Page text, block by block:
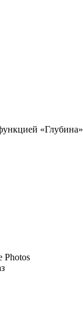
«Глубина»
Photos